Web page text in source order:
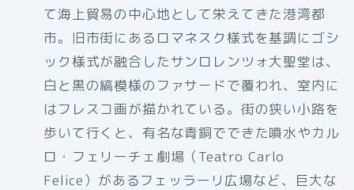
て海上貿易の中心地として栄えてきた港湾都
市。旧市街にあるロマネスク様式を基調にゴシ
ック様式が融合したサンロレンツォ大聖堂は、
白と黒の縞模様のファサードで覆われ、室内に
はフレスコ画が描かれている。街の狭い小路を
歩いて行くと、有名な青銅でできた噴水やカル
ロ・フェリーチェ劇場（Teatro Carlo
Felice）があるフェッラーリ広場など、巨大な